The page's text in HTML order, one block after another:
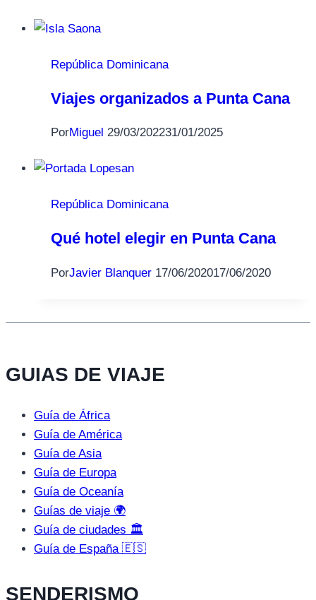
República Dominicana
Viajes organizados a Punta Cana
PorMiguel 29/03/202231/01/2025
República Dominicana
Qué hotel elegir en Punta Cana
PorJavier Blanquer 17/06/202017/06/2020
GUIAS DE VIAJE
Guía de África
Guía de América
Guía de Asia
Guía de Europa
Guía de Oceanía
Guías de viaje 🌍
Guía de ciudades 🏛️
Guía de España 🇪🇸
SENDERISMO